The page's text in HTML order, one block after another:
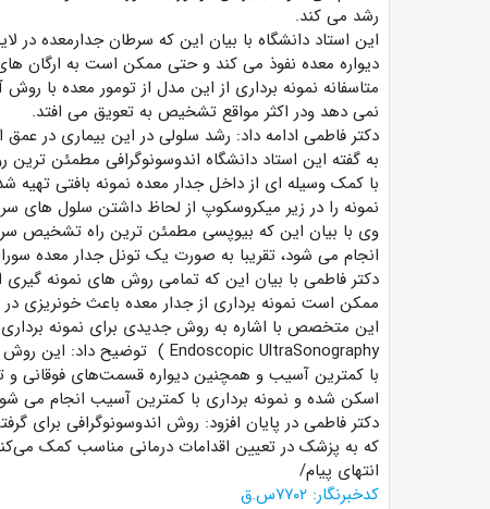
رشد می کند.
این استاد دانشگاه با بیان این که سرطان جدارمعده در
دیواره معده نفوذ می کند و حتی ممکن است به ارگان
متاسفانه نمونه برداری از این مدل از تومور معده با
نمی دهد ودر اکثر مواقع تشخیص به تعویق می افتد.
دکتر فاطمی ادامه داد: رشد سلولی در این بیماری در
به گفته این استاد دانشگاه اندوسونوگرافی مطمئن
با کمک وسیله ای از داخل جدار معده نمونه بافتی تهیه
نمونه را در زیر میکروسکوپ از لحاظ داشتن سلول های
وی با بیان این که بیوپسی مطمئن ترین راه تشخیص
انجام می شود، تقریبا به صورت یک تونل جدار معده
دکتر فاطمی با بیان این که تمامی روش های نمونه
ممکن است نمونه برداری از جدار معده باعث خونریزی
این متخصص با اشاره به روش جدیدی برای نمونه
Endoscopic UltraSonography ) توضیح داد: این روش
با کمترین آسیب و همچنین دیواره قسمت‌های فوقانی و
اسکن شده و نمونه برداری با کمترین آسیب انجام می
دکتر فاطمی در پایان افزود: روش اندوسونوگرافی برای
که به پزشک در تعیین اقدامات درمانی مناسب کمک
انتهای پیام/
کدخبرنگار: ۷۷۰۲س.ق